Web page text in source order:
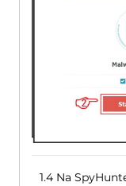
1.4 Na